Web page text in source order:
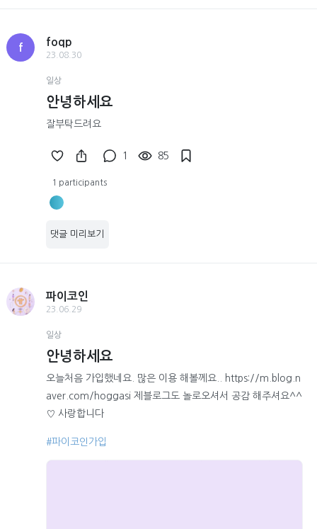
f
foqp
23.08.30
일상
안녕하세요
잘부탁드려요
1 85
1 participants
댓글 미리보기
파이코인
23.06.29
일상
안녕하세요
오늘처음 가입했네요. 많은 이용 해볼께요.. https://m.blog.n
aver.com/hoggasi 제블로그도 놀로오셔서 공감 해주셔요^^
♡ 사랑합니다
#파이코인가입